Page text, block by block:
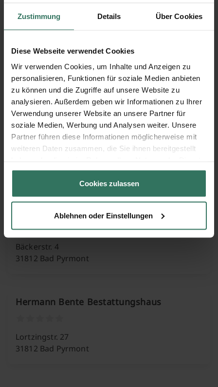
Zustimmung Details Über Cookies
Diese Webseite verwendet Cookies
Wir verwenden Cookies, um Inhalte und Anzeigen zu
personalisieren, Funktionen für soziale Medien anbieten
zu können und die Zugriffe auf unsere Website zu
analysieren. Außerdem geben wir Informationen zu Ihrer
Verwendung unserer Website an unsere Partner für
soziale Medien, Werbung und Analysen weiter. Unsere
Partner führen diese Informationen möglicherweise mit
weiteren Daten zusammen, die Sie ihnen bereitgestellt
gesammelt haben.
Cookies zulassen
Ablehnen oder Einstellungen
Haus der Bestattung
Rathausstraße 42
31812 Bad Pyrmont
Heinrich Wilkening Bestattungsinstitut
31848 Bad Münder
Hermann Bente Bestattungshaus
Bäckerstr. 4
31812 Bad Pyrmont
Hermann Bente Bestattungshaus
Lortzingstr. 27
31812 Bad Pyrmont